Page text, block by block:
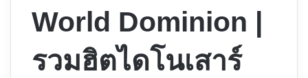
World Dominion |
รวมฮิตไดโนเสาร์